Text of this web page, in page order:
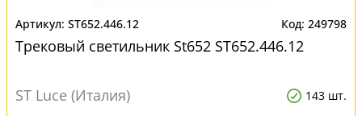
ST652.446.12 249798
Трековый светильник St652 ST652.446.12
ST Luce (Италия) 143 шт.